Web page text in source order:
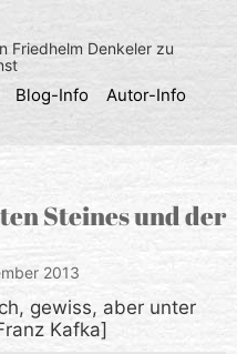
Friedhelm Denkeler zu
Blog-Info
Autor-Info
Steines und der
2013
gewiss, aber unter
Kafka]